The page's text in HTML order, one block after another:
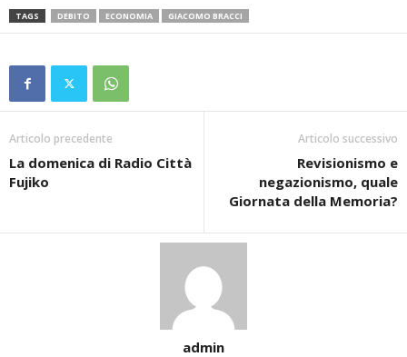
TAGS DEBITO ECONOMIA GIACOMO BRACCI
Articolo precedente
La domenica di Radio Città
Fujiko
Articolo successivo
Revisionismo e
negazionismo, quale
Giornata della Memoria?
admin